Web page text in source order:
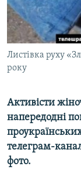
СВІДЧЕННЯ
УКРАЇНСЬКА
ІНФОГРАФІКА
Русский
Qırımtatar
ДОЛУЧАЙСЯ!
Усі сайти
Листівка руху
року
Активісти
напередодні
телеграм-
фото.